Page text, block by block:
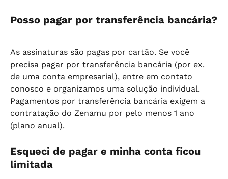
Posso pagar por transferência bancária?
As assinaturas são pagas por cartão. Se você
precisa pagar por transferência bancária (por ex.
de uma conta empresarial), entre em contato
conosco e organizamos uma solução individual.
Pagamentos por transferência bancária exigem a
contratação do Zenamu por pelo menos 1 ano
(plano anual).
Esqueci de pagar e minha conta ficou
limitada